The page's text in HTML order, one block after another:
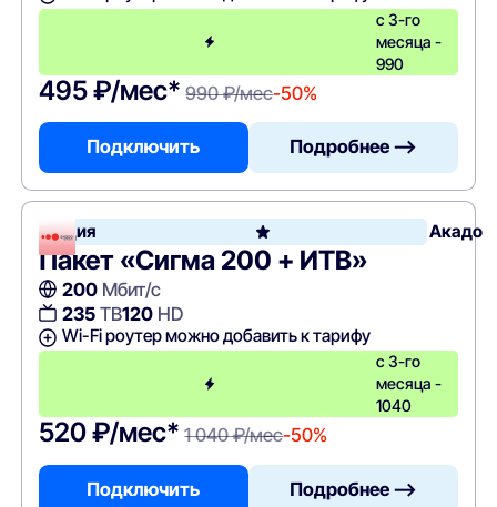
с 3-го
месяца -
990
495 ₽/мес* 990 ₽/мес-50%
Подключить Подробнее —>
Акция Акадо
Пакет «Сигма 200 + ИТВ»
200Мбит/с
235ТВ120HD
Wi-Fi роутер можно добавить к тарифу
с 3-го
месяца -
1040
520 ₽/мес* 1 040 ₽/мес-50%
Подключить Подробнее —>